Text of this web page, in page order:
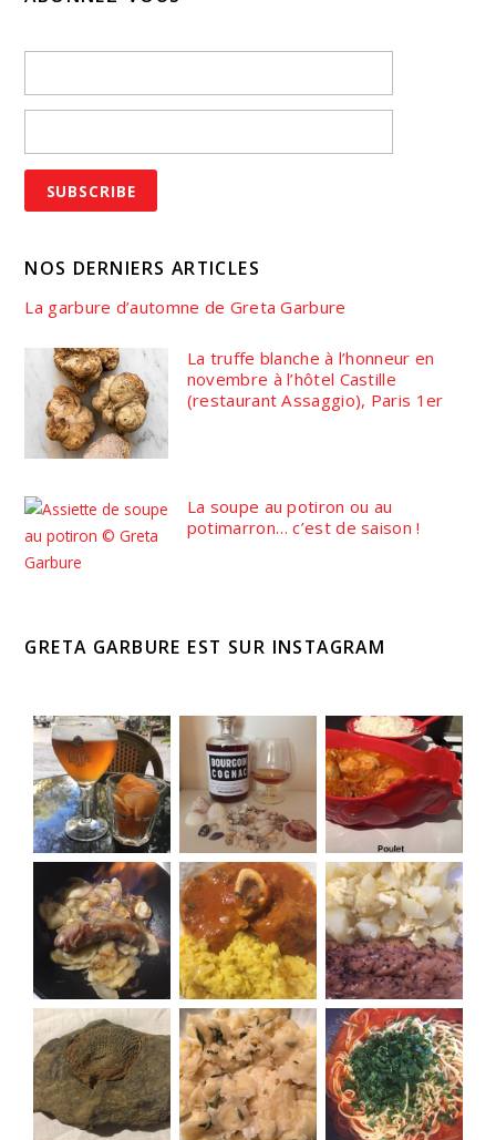
NOS DERNIERS ARTICLES
La garbure d’automne de Greta Garbure
La truffe blanche à l’honneur en
novembre à l’hôtel Castille
(restaurant Assaggio), Paris 1er
La soupe au potiron ou au
potimarron… c’est de saison !
GRETA GARBURE EST SUR INSTAGRAM